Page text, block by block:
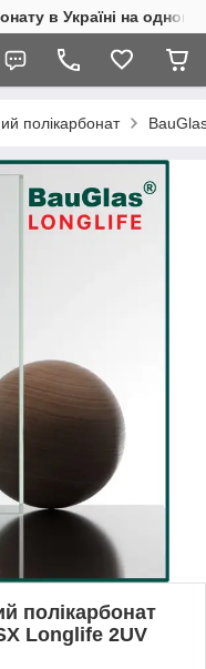
в Україні на одному
полікарбонат
полікарбонат
Longlife 2UV